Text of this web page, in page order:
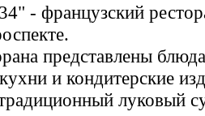
- французский
представлены
и кондитерские
луковый